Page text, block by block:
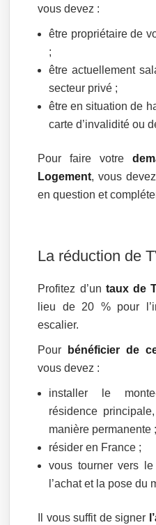
vous devez :
être propriétaire de
;
être actuellement
secteur privé ;
être en situation de
carte d’invalidité ou
Pour faire votre
Logement, vous
en question et
La réduction de
Profitez d’un taux de
lieu de 20 % pour
escalier.
Pour bénéficier de
vous devez :
installer le
résidence
manière permanente ;
résider en France ;
vous tourner vers
l’achat et la pose du
Il vous suffit de signer